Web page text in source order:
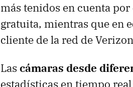
más tenidos en cuenta
gratuita, mientras que en
cliente de la red de
Las cámaras desde
estadísticas en tiempo